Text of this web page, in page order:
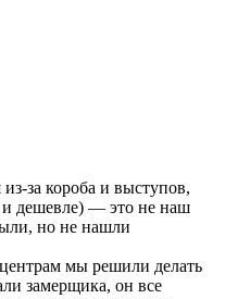
за короба и выступов,
и дешевле) — это не наш
но не нашли
мы решили делать
замерщика, он все